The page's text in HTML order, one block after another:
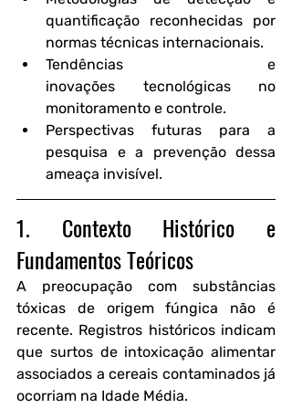
quantificação reconhecidas por
normas técnicas internacionais.
Tendências e
inovações tecnológicas no
monitoramento e controle.
Perspectivas futuras para a
pesquisa e a prevenção dessa
ameaça invisível.
1. Contexto Histórico e
Fundamentos Teóricos
A preocupação com substâncias
tóxicas de origem fúngica não é
recente. Registros históricos indicam
que surtos de intoxicação alimentar
associados a cereais contaminados já
ocorriam na Idade Média.